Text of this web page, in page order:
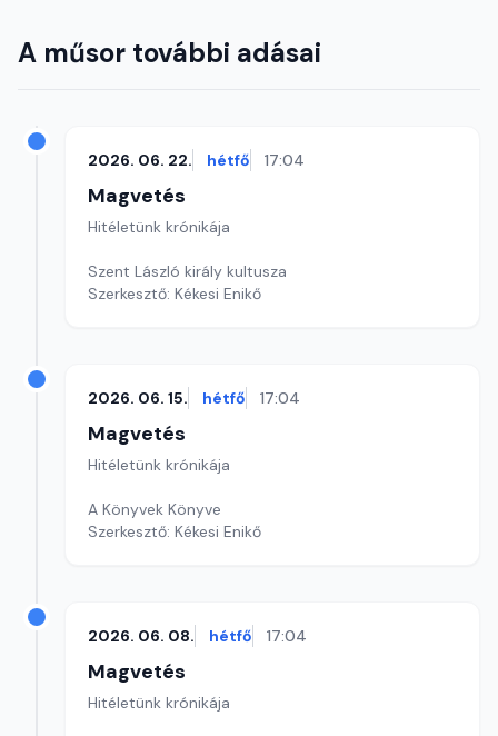
A műsor további adásai
2026. 06. 22. hétfő 17:04
Magvetés
Hitéletünk krónikája
Szent László király kultusza
Szerkesztő: Kékesi Enikő
2026. 06. 15. hétfő 17:04
Magvetés
Hitéletünk krónikája
A Könyvek Könyve
Szerkesztő: Kékesi Enikő
2026. 06. 08. hétfő 17:04
Magvetés
Hitéletünk krónikája